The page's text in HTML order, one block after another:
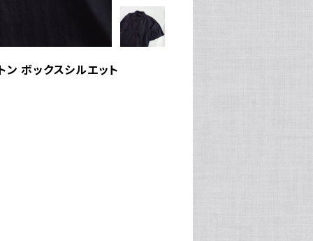
ン ボックスシルエット